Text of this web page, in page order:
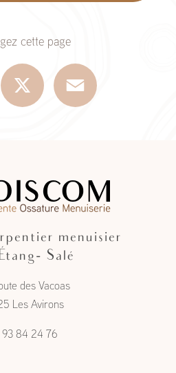
cette page
menuisier
Salé
des Vacoas
Les Avirons
84 24 76